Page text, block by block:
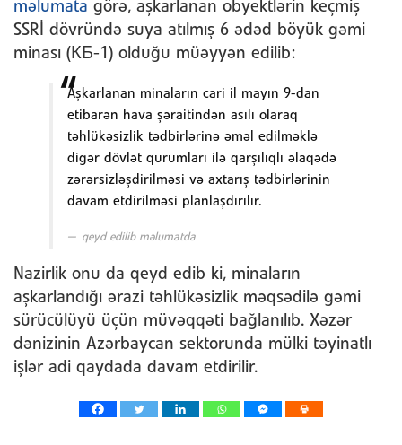
məlumata görə, aşkarlanan obyektlərin keçmiş
SSRİ dövründə suya atılmış 6 ədəd böyük gəmi
minası (КБ-1) olduğu müəyyən edilib:
Aşkarlanan minaların cari il mayın 9-dan
etibarən hava şəraitindən asılı olaraq
təhlükəsizlik tədbirlərinə əməl edilməklə
digər dövlət qurumları ilə qarşılıqlı əlaqədə
zərərsizləşdirilməsi və axtarış tədbirlərinin
davam etdirilməsi planlaşdırılır.
qeyd edilib məlumatda
Nazirlik onu da qeyd edib ki, minaların
aşkarlandığı ərazi təhlükəsizlik məqsədilə gəmi
sürücülüyü üçün müvəqqəti bağlanılıb. Xəzər
dənizinin Azərbaycan sektorunda mülki təyinatlı
işlər adi qaydada davam etdirilir.